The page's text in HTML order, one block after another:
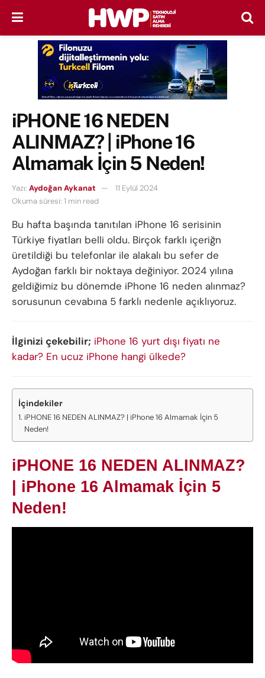
iPHONE 16 NEDEN
ALINMAZ? | iPhone 16
Almamak İçin 5 Neden!
Yazı: Aydoğan Aykanat
11 Eylül 2024
Okuma süresi: 1 min read
Bu hafta başında tanıtılan iPhone 16 serisinin
Türkiye fiyatları belli oldu. Birçok farklı içeriğn
üretildiği bu telefonlar ile alakalı bu sefer de
Aydoğan farklı bir noktaya değiniyor. 2024 yılına
geldiğimiz bu dönemde iPhone 16 neden alınmaz?
sorusunun cevabına 5 farklı nedenle açıklıyoruz.
İlginizi çekebilir; iPhone 16 yurt dışı fiyatı ne
kadar? En ucuz iPhone hangi ülkede?
İçindekiler
iPHONE 16 NEDEN ALINMAZ? | iPhone 16 Almamak İçin 5
Neden!
iPHONE 16 NEDEN ALINMAZ?
| iPhone 16 Almamak İçin 5
Neden!